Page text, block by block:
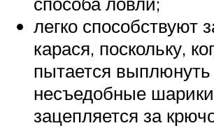
легко способствуют
карася, поскольку,
пытается выплюнуть
несъедобные
зацепляется за